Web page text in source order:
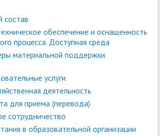
состав
обеспечение и оснащенность
процесса. Доступная среда
материальной поддержки
услуги
деятельность
для приема (перевода)
сотрудничество
в образовательной организации